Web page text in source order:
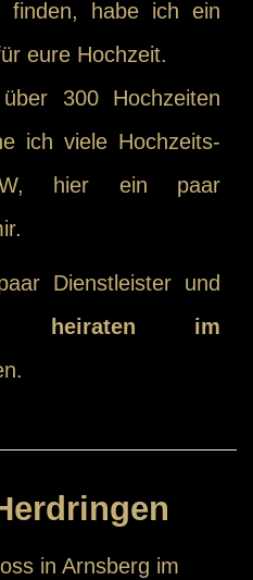
finden, habe ich ein
eure Hochzeit.
300 Hochzeiten
ich viele Hochzeits-
hier ein paar
Dienstleister und
heiraten im
in Arnsberg im